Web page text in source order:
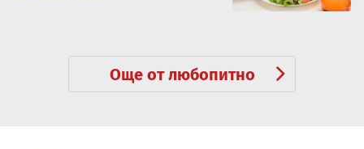
Още от любопитно